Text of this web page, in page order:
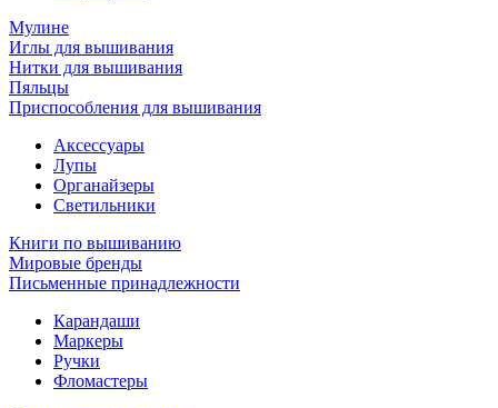
Мулине
Иглы для вышивания
Нитки для вышивания
Пяльцы
Приспособления для вышивания
Аксессуары
Лупы
Органайзеры
Светильники
Книги по вышиванию
Мировые бренды
Письменные принадлежности
Карандаши
Маркеры
Ручки
Фломастеры